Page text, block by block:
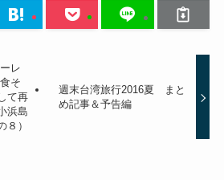
レ
そ
て再
浜島
８）
週末台湾旅行2016夏 まと
め記事＆予告編